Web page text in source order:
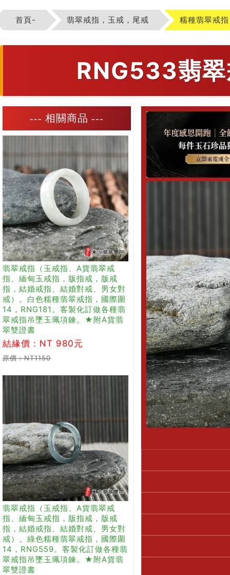
首頁- 翡翠戒指，玉戒，尾戒 糯種翡翠戒
RNG533翡
--- 相關商品 ---
翡翠戒指（玉戒指、A貨翡翠戒
指、緬甸玉戒指，版指戒，版戒
指，結婚戒指、結婚對戒、男女對
戒）。白色糯種翡翠戒指，國際圍
14，RNG181。客製化訂做各種翡
翠戒指吊墜玉珮項鍊。★附A貨翡
翠雙證書
結緣價：NT 980元
原價：NT1150
翡翠戒指（玉戒指、A貨翡翠戒
指、緬甸玉戒指，版指戒，版戒
指，結婚戒指、結婚對戒、男女對
戒）。綠色糯種翡翠戒指，國際圍
14，RNG559。客製化訂做各種翡
翠戒指吊墜玉珮項鍊。★附A貨翡
翠雙證書